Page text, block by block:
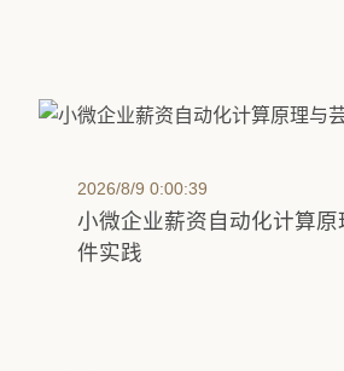
2026/8/9 0:00:39
小微企业薪资自动化计算原
件实践